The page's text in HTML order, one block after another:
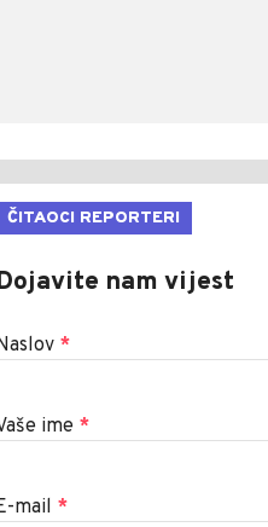
ČITAOCI REPORTERI
nam vijest
*
ime *
mail *